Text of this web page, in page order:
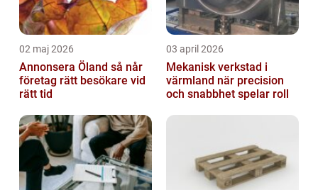
02 maj 2026
Annonsera Öland så når
företag rätt besökare vid
rätt tid
03 april 2026
Mekanisk verkstad i
värmland när precision
och snabbhet spelar roll